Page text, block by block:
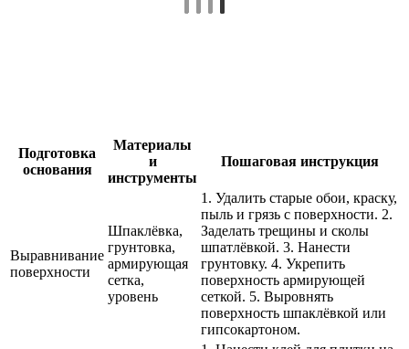
Подготовка
основания
Материалы
и
инструменты
Пошаговая инструкция
Выравнивание
поверхности
Шпаклёвка,
грунтовка,
армирующая
сетка,
уровень
1. Удалить старые обои, краску,
пыль и грязь с поверхности. 2.
Заделать трещины и сколы
шпатлёвкой. 3. Нанести
грунтовку. 4. Укрепить
поверхность армирующей
сеткой. 5. Выровнять
поверхность шпаклёвкой или
гипсокартоном.